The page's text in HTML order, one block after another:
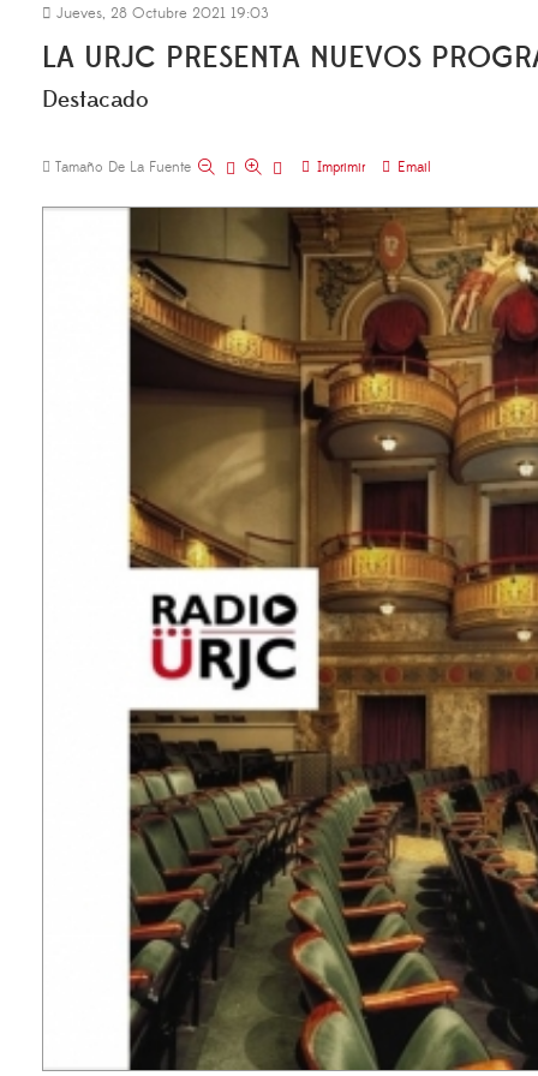
Jueves, 28 Octubre 2021 19:03
LA URJC PRESENTA NUEVOS
Destacado
Tamaño De La Fuente Imprimir Email